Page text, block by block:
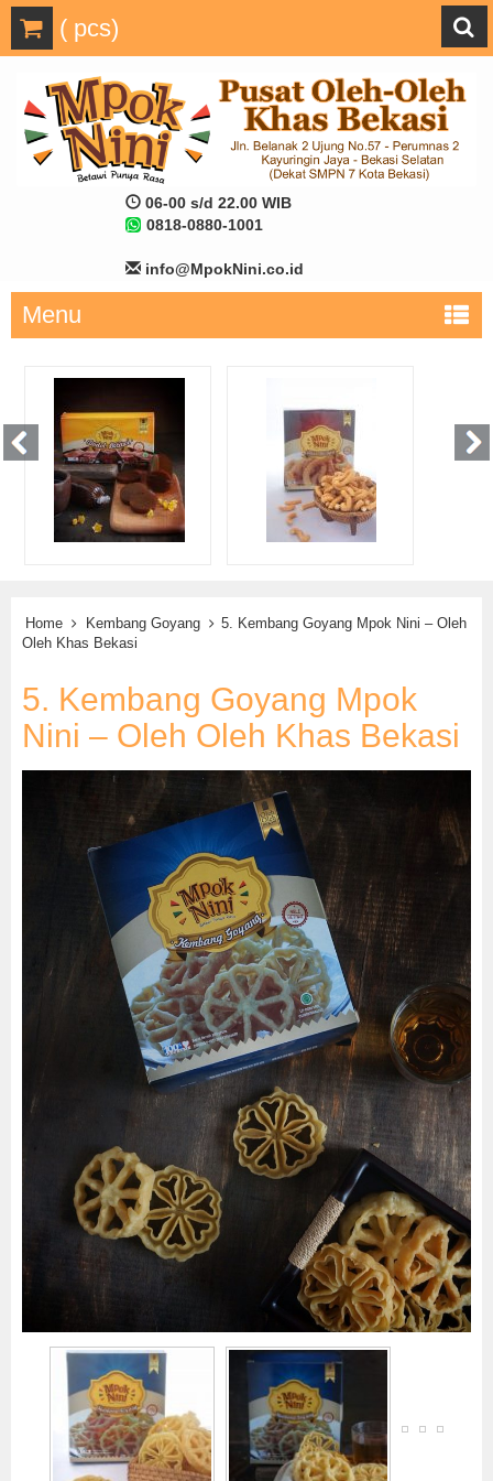
06-00 s/d 22.00 WIB
0818-0880-1001
info@MpokNini.co.id
( pcs)
Menu
Home Kembang Goyang
5. Kembang Goyang Mpok Nini – Oleh
Oleh Khas Bekasi
5. Kembang Goyang Mpok
Nini – Oleh Oleh Khas Bekasi